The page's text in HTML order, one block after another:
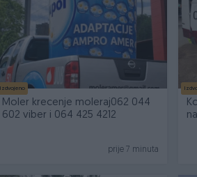
Izdvojeno
Moler krecenje moleraj062 044
602 viber i 064 425 4212
prije 7 minuta